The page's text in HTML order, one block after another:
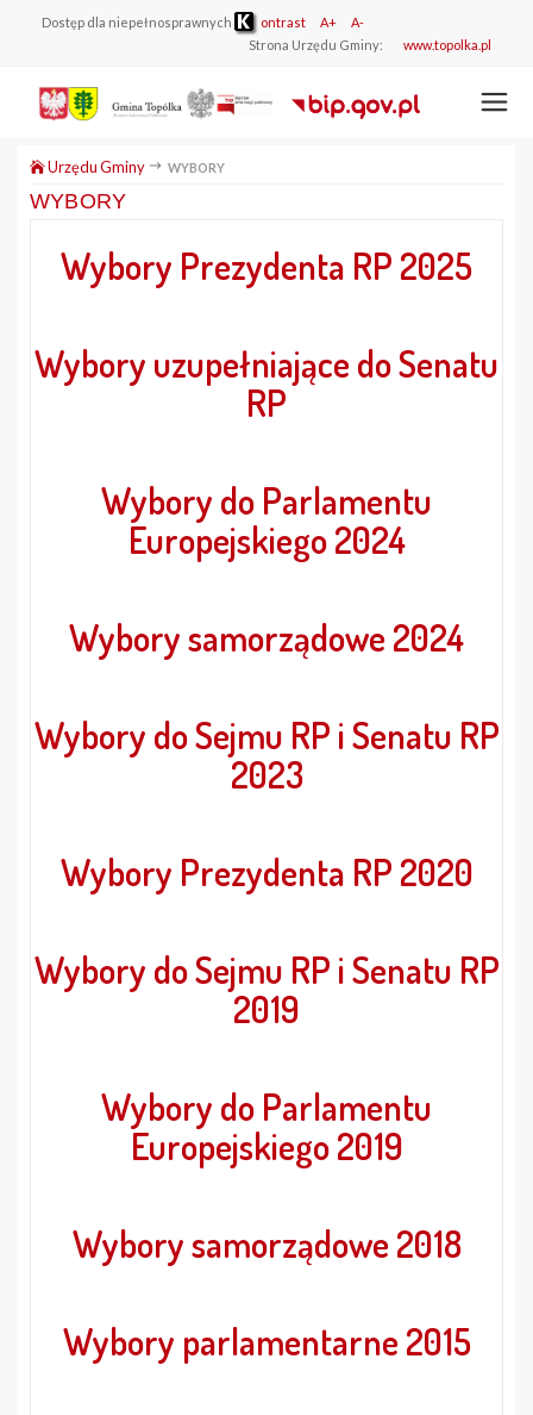
Dostęp dla niepełnosprawnych ontrast A+
A-
Strona Urzędu Gminy:
www.topolka.pl
Urzędu Gminy WYBORY
WYBORY
Wybory Prezydenta RP 2025
Wybory uzupełniające do Senatu
RP
Wybory do Parlamentu
Europejskiego 2024
Wybory samorządowe 2024
Wybory do Sejmu RP i Senatu RP
2023
Wybory Prezydenta RP 2020
Wybory do Sejmu RP i Senatu RP
2019
Wybory do Parlamentu
Europejskiego 2019
Wybory samorządowe 2018
Wybory parlamentarne 2015